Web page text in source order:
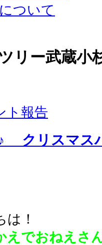
ついて
リー武蔵小
ト報告
クリスマス
！
えでおねえさ